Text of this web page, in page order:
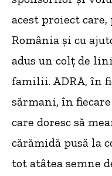
acest proiect
România și cu
adus un colț de
familii. ADRA, în
sărmani, în
care doresc să
cărămidă pusă la
tot atâtea semne